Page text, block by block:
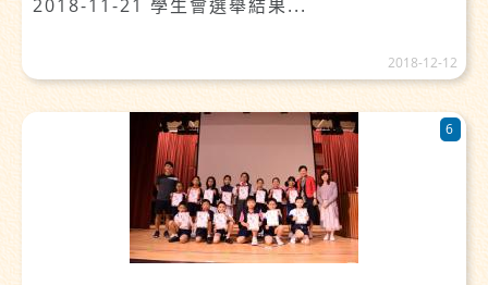
2018-11-21 學生會選舉結果...
2018-12-12
6